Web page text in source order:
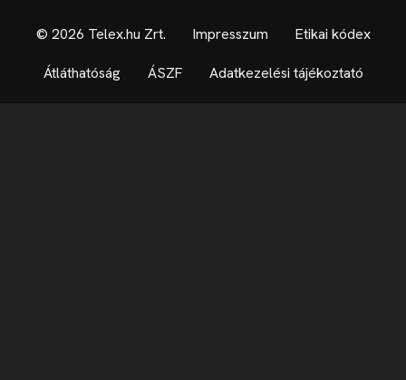
© 2026 Telex.hu Zrt. Impresszum Etikai kódex
Átláthatóság ÁSZF Adatkezelési tájékoztató